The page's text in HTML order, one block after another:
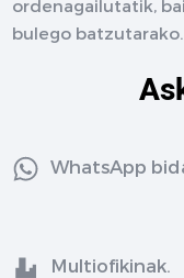
ordenagailutatik,
bulego batzutarako.
WhatsApp
Multiofikinak.